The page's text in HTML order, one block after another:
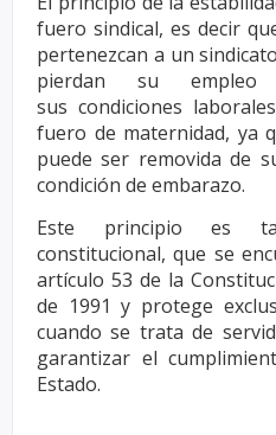
fuero sindical, es decir
pertenezcan a un
pierdan su
suscondiciones
fuero de maternidad, ya
puedeser removida de
condición de embarazo.
Este principio es
constitucional, que se
artículo 53 de la
de 1991 y protege
cuando se trata de
garantizar el
Estado.